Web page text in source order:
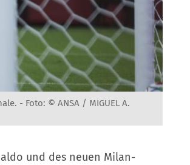
- Foto: © ANSA / MIGUEL A.
und des neuen Milan-